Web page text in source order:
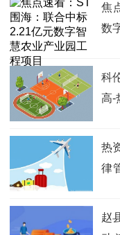
焦
数
科
高-
热
律
赵